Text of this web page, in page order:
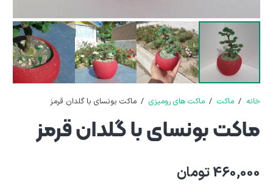
خانه / ماکت / ماکت های رومیزی / ماکت بونسای با گلدان قرمز
ماکت بونسای با گلدان قرمز
460,000تومان